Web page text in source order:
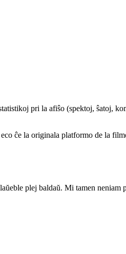
pri la afiŝo (spektoj, ŝatoj,
ĉe la originala platformo de la
plej baldaŭ. Mi tamen neniam